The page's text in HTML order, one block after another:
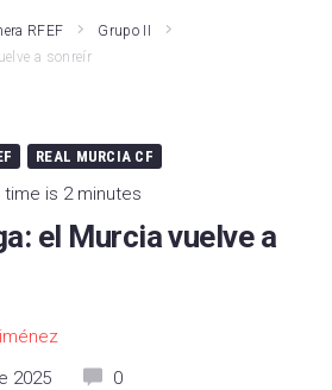
RFEF
Grupo II
a sonreír
REAL MURCIA CF
is 2 minutes
el Murcia vuelve a
2025
0